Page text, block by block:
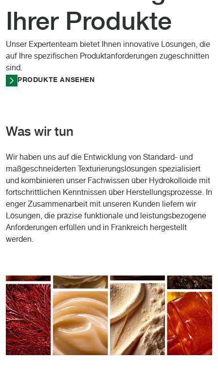
Ihrer Produkte
Unser Expertenteam bietet Ihnen innovative Lösungen, die
auf Ihre spezifischen Produktanforderungen zugeschnitten
sind.
PRODUKTE ANSEHEN
Was wir tun
Wir haben uns auf die Entwicklung von Standard- und
maßgeschneiderten Texturierungslösungen spezialisiert
und kombinieren unser Fachwissen über Hydrokolloide mit
fortschrittlichen Kenntnissen über Herstellungsprozesse. In
enger Zusammenarbeit mit unseren Kunden liefern wir
Lösungen, die präzise funktionale und leistungsbezogene
Anforderungen erfüllen und in Frankreich hergestellt
werden.